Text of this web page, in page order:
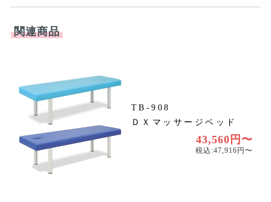
関連商品
TB-908
ＤＸマッサージベッド
43,560円〜
税込:47,916円〜